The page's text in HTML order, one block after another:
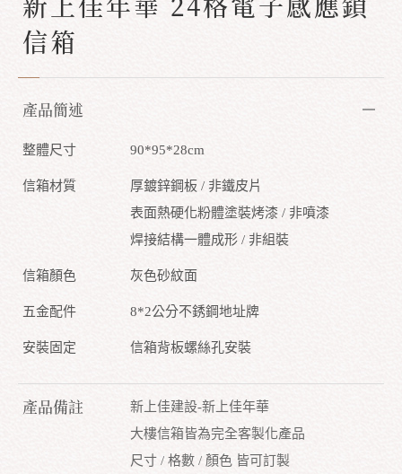
信箱
產品簡述
整體尺寸 90*95*28cm
信箱材質
厚鍍鋅鋼板 / 非鐵皮片
表面熱硬化粉體塗裝烤漆 / 非噴漆
焊接結構一體成形 / 非組裝
信箱顏色 灰色砂紋面
五金配件 8*2公分不銹鋼地址牌
安裝固定 信箱背板螺絲孔安裝
產品備註
新上佳建設-新上佳年華
大樓信箱皆為完全客製化產品
尺寸 / 格數 / 顏色 皆可訂製